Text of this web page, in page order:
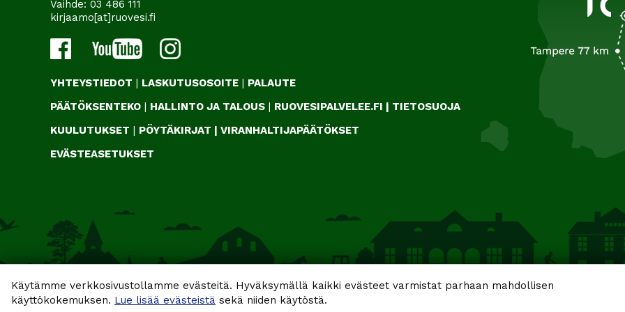
Käytämme verkkosivustollamme evästeitä. Hyväksymällä kaikki evästeet varmistat parhaan mahdollisen
käyttökokemuksen. Lue lisää evästeistä sekä niiden käytöstä.
Vaihde: 03 486 111
kirjaamo[at]ruovesi.fi
YHTEYSTIEDOT | LASKUTUSOSOITE | PALAUTE
PÄÄTÖKSENTEKO | HALLINTO JA TALOUS | RUOVESIPALVELEE.FI | TIETOSUOJA
KUULUTUKSET | PÖYTÄKIRJAT | VIRANHALTIJAPÄÄTÖKSET
EVÄSTEASETUKSET